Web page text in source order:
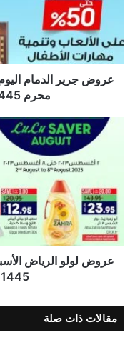
محرم 1445 عروض أهلا بالصيف
1445 أغسطس التوفير
مقالات ذات صلة